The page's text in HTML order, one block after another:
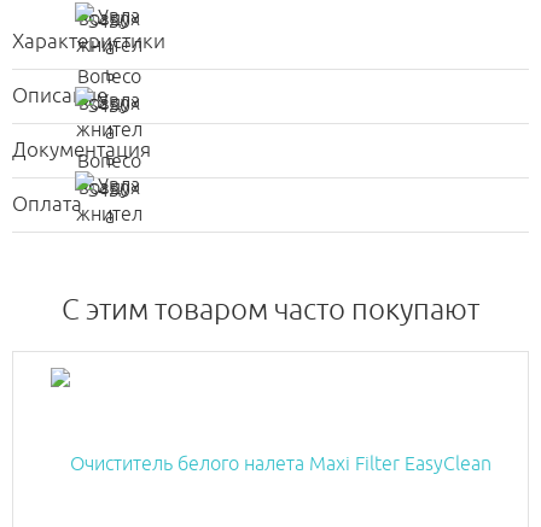
Характеристики
Описание
Документация
Оплата
C этим товаром часто покупают